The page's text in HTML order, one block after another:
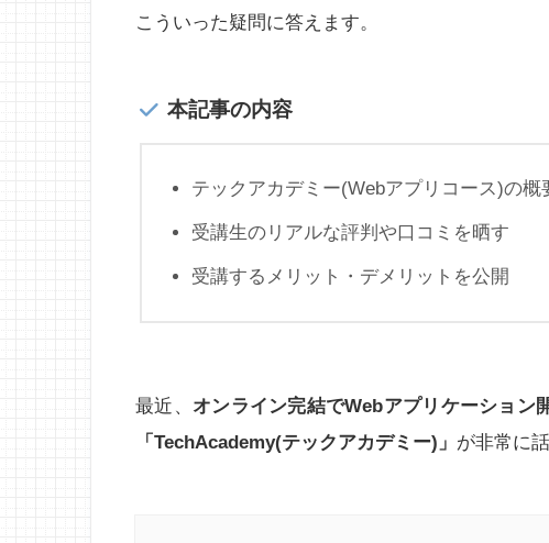
こういった疑問に答えます。
本記事の内容
テックアカデミー(Webアプリコース)の概
受講生のリアルな評判や口コミを晒す
受講するメリット・デメリットを公開
最近、 オンライン完結でWebアプリケーション
「TechAcademy(テックアカデミー)」 が非常に